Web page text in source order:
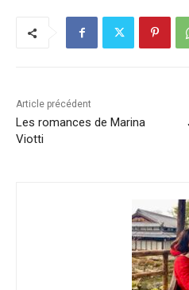
Article précédent
Les romances de Marina
Viotti